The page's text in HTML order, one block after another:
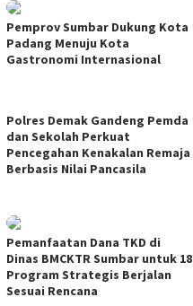
Pemprov Sumbar Dukung Kota
Padang Menuju Kota
Gastronomi Internasional
Polres Demak Gandeng Pemda
dan Sekolah Perkuat
Pencegahan Kenakalan Remaja
Berbasis Nilai Pancasila
Pemanfaatan Dana TKD di
Dinas BMCKTR Sumbar untuk 18
Program Strategis Berjalan
Sesuai Rencana